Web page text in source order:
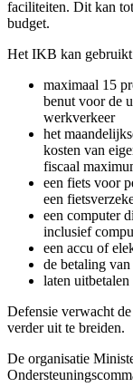
faciliteiten. Dit kan
budget.
Het IKB kan
maximaal 15
benut voor de
werkverkeer
het
kosten van
fiscaal
een fiets voor
een
een computer
inclusief
een accu of
de betaling
laten uitbetalen
Defensie verwacht
verder uit te breiden.
De organisatie